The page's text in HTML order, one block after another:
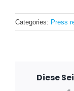
Categories: Press
Diese